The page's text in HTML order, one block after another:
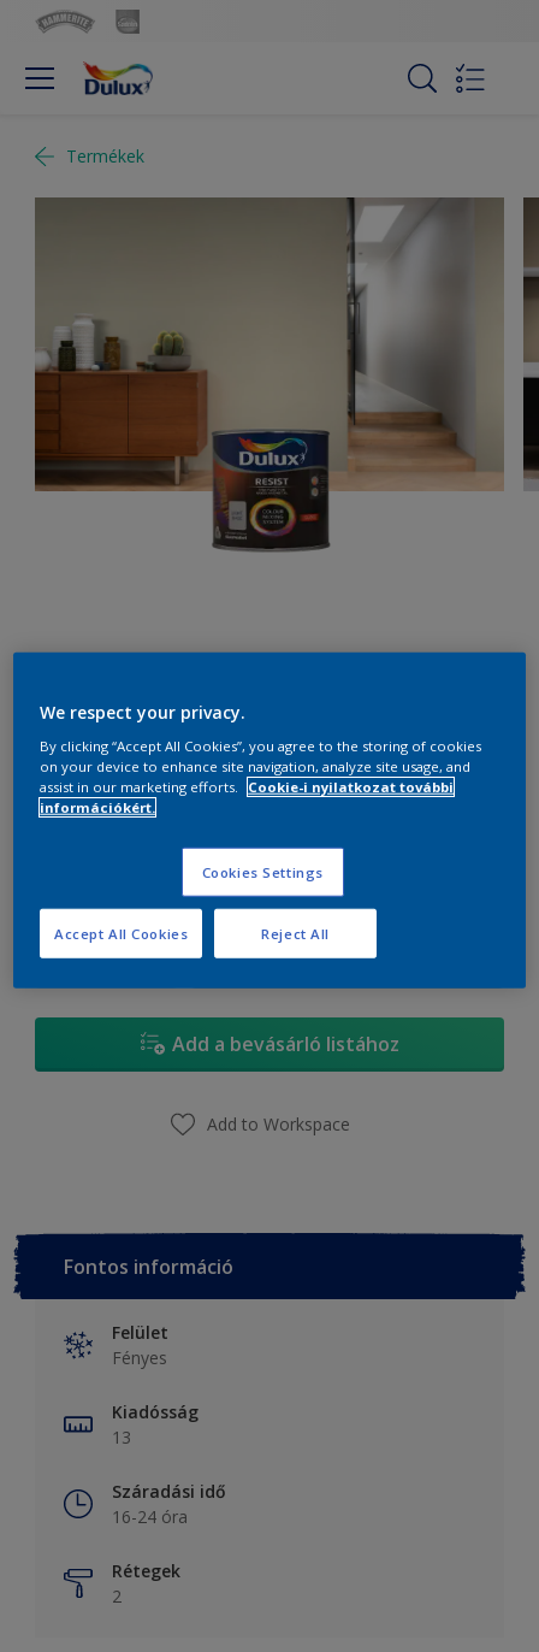
Termékek
66YY 88/114
Szín módosítása
Méret
0.7 liter
mennyiség Festékalkulátor
Kiszámít
Add a bevásárló listához
Add to Workspace
Fontos információ
Felület
Fényes
Kiadósság
13
Száradási idő
16-24 óra
Rétegek
2
We respect your privacy.
By clicking “Accept All Cookies”, you agree to the storing of cookies
on your device to enhance site navigation, analyze site usage, and
assist in our marketing efforts.
Cookie-i nyilatkozat további
információkért.
Cookies Settings
Reject All
Accept All Cookies